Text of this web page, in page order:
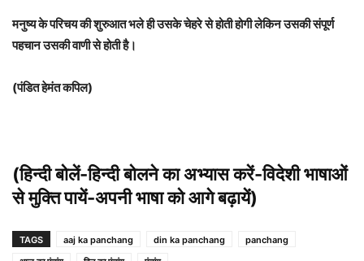
मनुष्य के परिचय की शुरुआत भले ही उसके चेहरे से होती होगी लेकिन उसकी संपूर्ण
पहचान उसकी वाणी से होती है।
(पंडित हेमंत कपिल)
(हिन्दी बोलें-हिन्दी बोलने का अभ्यास करें-विदेशी भाषाओं
से मुक्ति पायें-अपनी भाषा को आगे बढ़ायें)
TAGS aaj ka panchang din ka panchang
panchang